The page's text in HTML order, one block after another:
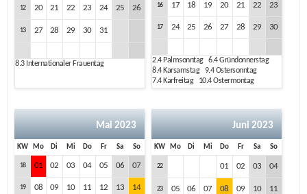
12 20 21 22 23 24 25 26
13 27 28 29 30 31
8.3Internationaler Frauentag
16 17 18 19 20 21 22 23
17 24 25 26 27 28 29 30
2.4Palmsonntag 6.4Gründonnerstag
8.4Karsamstag 9.4Ostersonntag
7.4Karfreitag 10.4Ostermontag
Mai 2023
KW Mo Di Mi Do Fr Sa So
18 01 02 03 04 05 06 07
19 08 09 10 11 12 13 14
Juni 2023
KW Mo Di Mi Do Fr Sa So
22 01 02 03 04
23 05 06 07 08 09 10 11